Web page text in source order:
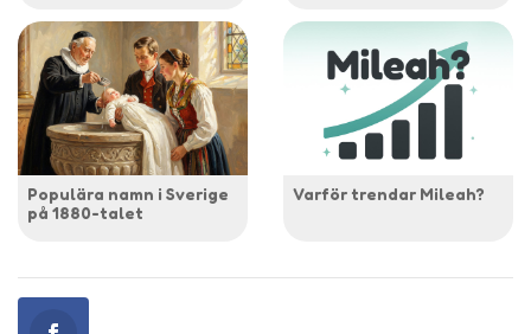
Populära namn i Sverige
på 1880-talet
Varför trendar Mileah?